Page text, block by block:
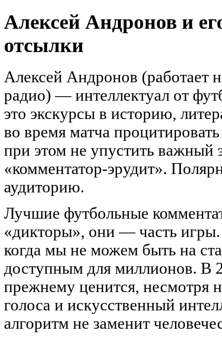
Алексей Андронов и
отсылки
Алексей Андронов (работает
радио) — интеллектуал от
это экскурсы в историю,
во время матча
при этом не упустить
«комментатор-эрудит».
аудиторию.
Лучшие футбольные
«дикторы», они — часть
когда мы не можем быть на
доступным для миллионов. В
прежнему ценится, несмотря
голоса и искусственный
алгоритм не заменит